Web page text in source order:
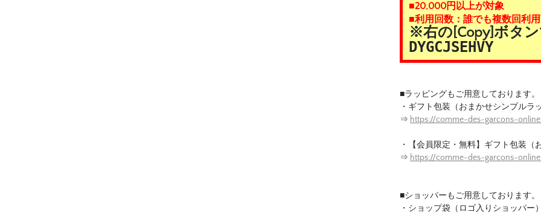
■20,000円以上が対象
■利用回数：誰でも複数回利
※右の[Copy]ボタ
DYGCJSEHVY
■ラッピングもご用意しております。
・ギフト包装（おまかせシンプルラ
⇒ https://comme-des-garcons-
・【会員限定・無料】ギフト包装（
⇒ https://comme-des-garcons-
■ショッパーもご用意しております。
・ショップ袋（ロゴ入りショッパー）